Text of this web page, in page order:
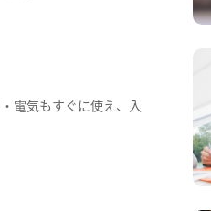
電気もすぐに使え、入